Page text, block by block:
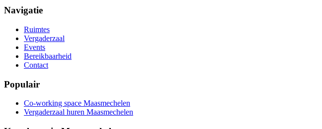
Navigatie
Ruimtes
Vergaderzaal
Events
Bereikbaarheid
Contact
Populair
Co-working space Maasmechelen
Vergaderzaal huren Maasmechelen